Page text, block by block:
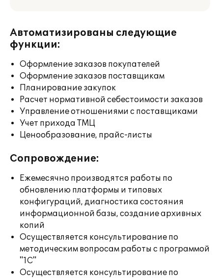
Автоматизированы следующие
функции:
Оформление заказов покупателей
Оформление заказов поставщикам
Планирование закупок
Расчет нормативной себестоимости заказов
Управление отношениями с поставщиками
Учет прихода ТМЦ
Ценообразование, прайс-листы
Сопровождение:
Ежемесячно производятся работы по
обновлению платформы и типовых
конфигураций, диагностика состояния
информационной базы, создание архивных
копий
Осуществляется консультирование по
методическим вопросам работы с программой
"1С"
Осуществляется консультирование по